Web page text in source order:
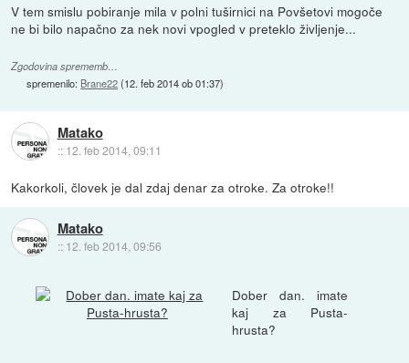
V tem smislu pobiranje mila v polni tuširnici na Povšetovi mogoče
ne bi bilo napačno za nek novi vpogled v preteklo življenje...
Zgodovina sprememb…
spremenilo: Brane22(12. feb 2014 ob 01:37)
Matako
:: 12. feb 2014, 09:11
Kakorkoli, človek je dal zdaj denar za otroke. Za otroke!!
Matako
:: 12. feb 2014, 09:56
Dober dan. imate
kaj za Pusta-
hrusta?